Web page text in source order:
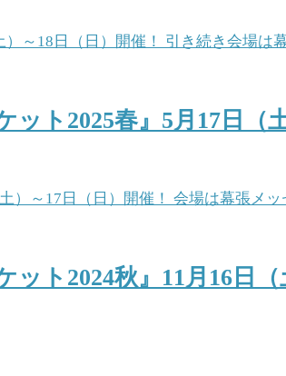
ト2025春』5月17日（
ト2024秋』11月16日